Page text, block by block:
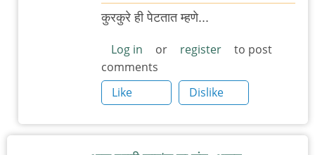
In
reply
फोटोतले
नाचोज
पेटतात
ना?
कुर‌कुरे ही पेट‌तात‌ म्ह‌णे...
Log in or register
to post
comments
Like
Dislike